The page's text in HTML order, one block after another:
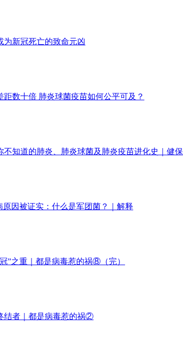
为新冠死亡的致命元凶
数十倍 肺炎球菌疫苗如何公平可及？
不知道的肺炎、肺炎球菌及肺炎疫苗进化史｜健保
原因被证实：什么是军团菌？｜解释
”之重｜都是病毒惹的祸⑧（完）
结者｜都是病毒惹的祸②